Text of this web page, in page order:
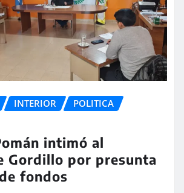
INTERIOR
POLITICA
intimó al
Gordillo por presunta
fondos